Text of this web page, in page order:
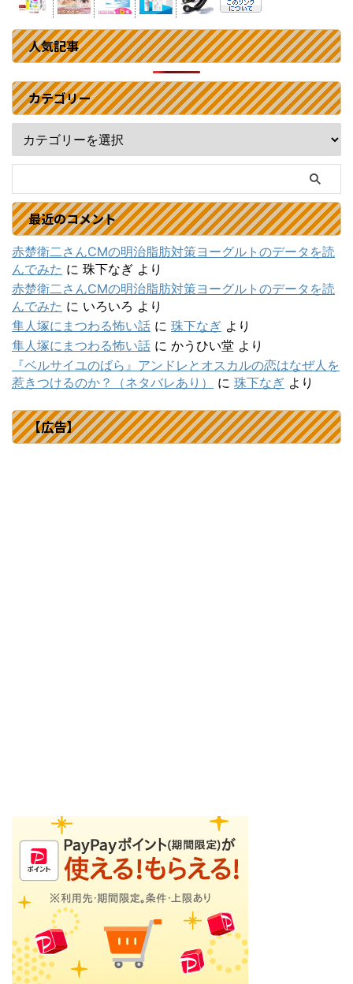
人気記事
カテゴリー
最近のコメント
赤楚衛二さんCMの明治脂肪対策ヨーグルトのデータを読
んでみた に 珠下なぎ より
赤楚衛二さんCMの明治脂肪対策ヨーグルトのデータを読
んでみた に いろいろ より
隼人塚にまつわる怖い話 に 珠下なぎ より
隼人塚にまつわる怖い話 に かうひい堂 より
『ベルサイユのばら』アンドレとオスカルの恋はなぜ人を
惹きつけるのか？（ネタバレあり）
に 珠下なぎ より
【広告】